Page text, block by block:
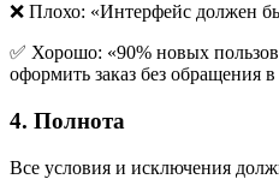
❌ Плохо: «Интерфейс должен
✅ Хорошо: «90% новых
оформить заказ без обращения
4. Полнота
Все условия и исключения